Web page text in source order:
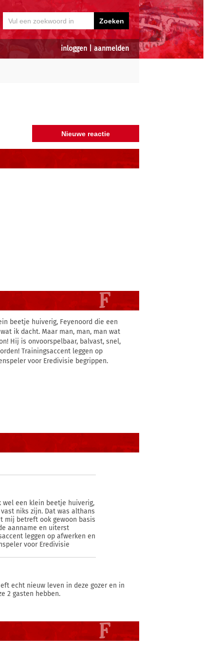
inloggen aanmelden
beetje huiverig, Feyenoord die een
ik dacht. Maar man, man, man wat
Hij is onvoorspelbaar, balvast, snel,
Trainingsaccent leggen op
voor Eredivisie begrippen.
wel een klein beetje huiverig,
niks zijn. Dat was althans
mij betreft ook gewoon basis
aanname en uiterst
leggen op afwerken en
voor Eredivisie
echt nieuw leven in deze gozer en in
2 gasten hebben.